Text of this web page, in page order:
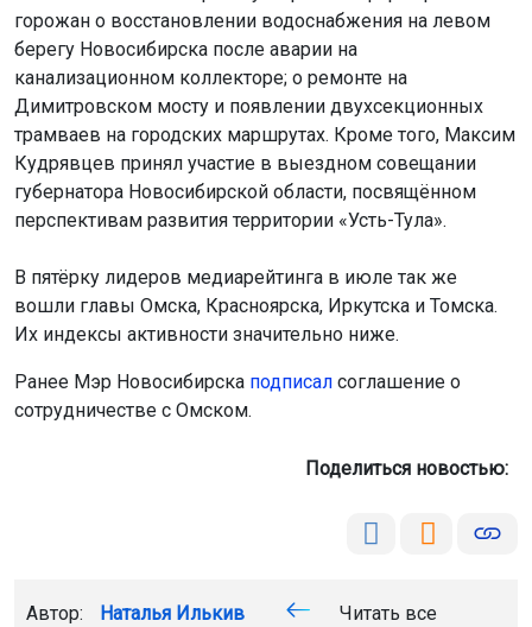
горожан о восстановлении водоснабжения на левом
берегу Новосибирска после аварии на
канализационном коллекторе; о ремонте на
Димитровском мосту и появлении двухсекционных
трамваев на городских маршрутах. Кроме того, Максим
Кудрявцев принял участие в выездном совещании
губернатора Новосибирской области, посвящённом
перспективам развития территории «Усть-Тула».
В пятёрку лидеров медиарейтинга в июле так же
вошли главы Омска, Красноярска, Иркутска и Томска.
Их индексы активности значительно ниже.
Ранее Мэр Новосибирска подписал соглашение о
сотрудничестве с Омском.
Поделиться новостью:
Автор: Наталья Илькив
Читать все